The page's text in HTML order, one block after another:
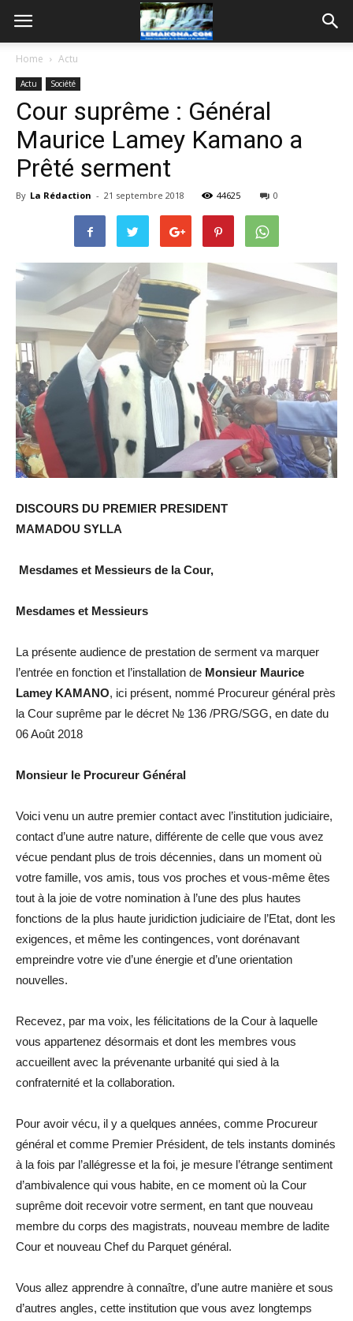
Home Actu
Actu Société
Cour suprême : Général
Maurice Lamey Kamano a
Prêté serment
By La Rédaction - 21 septembre 2018 44625 0
DISCOURS DU PREMIER PRESIDENT
MAMADOU SYLLA
Mesdames et Messieurs de la Cour,
Mesdames et Messieurs
La présente audience de prestation de serment va marquer
l’entrée en fonction et l’installation de Monsieur Maurice
Lamey KAMANO, ici présent, nommé Procureur général près
la Cour suprême par le décret № 136 /PRG/SGG, en date du
06 Août 2018
Monsieur le Procureur Général
Voici venu un autre premier contact avec l’institution judiciaire,
contact d’une autre nature, différente de celle que vous avez
vécue pendant plus de trois décennies, dans un moment où
votre famille, vos amis, tous vos proches et vous-même êtes
tout à la joie de votre nomination à l’une des plus hautes
fonctions de la plus haute juridiction judiciaire de l’Etat, dont les
exigences, et même les contingences, vont dorénavant
empreindre votre vie d’une énergie et d’une orientation
nouvelles.
Recevez, par ma voix, les félicitations de la Cour à laquelle
vous appartenez désormais et dont les membres vous
accueillent avec la prévenante urbanité qui sied à la
confraternité et la collaboration.
Pour avoir vécu, il y a quelques années, comme Procureur
général et comme Premier Président, de tels instants dominés
à la fois par l’allégresse et la foi, je mesure l’étrange sentiment
d’ambivalence qui vous habite, en ce moment où la Cour
suprême doit recevoir votre serment, en tant que nouveau
membre du corps des magistrats, nouveau membre de ladite
Cour et nouveau Chef du Parquet général.
Vous allez apprendre à connaître, d’une autre manière et sous
d’autres angles, cette institution que vous avez longtemps